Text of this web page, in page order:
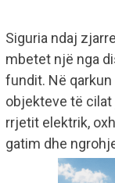
Siguria ndaj
mbetet një nga
fundit. Në
objekteve të
rrjetit elektrik,
gatim dhe